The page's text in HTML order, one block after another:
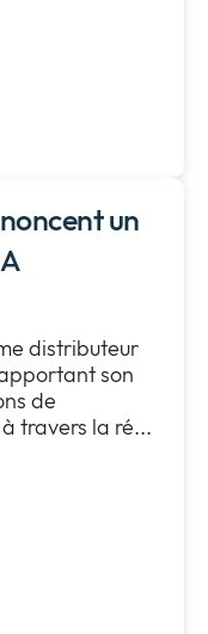
un
distributeur
son
de
travers la ré...